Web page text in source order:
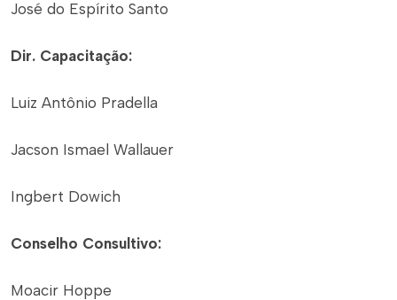
José do Espírito Santo
Dir. Capacitação:
Luiz Antônio Pradella
Jacson Ismael Wallauer
Ingbert Dowich
Conselho Consultivo:
Moacir Hoppe